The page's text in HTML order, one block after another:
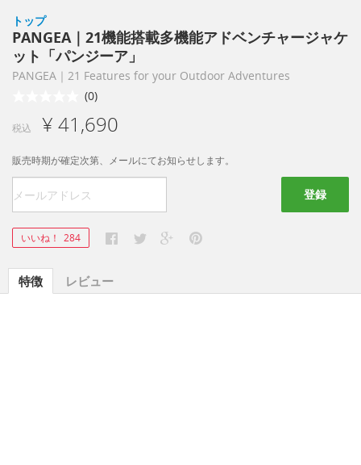
トップ
PANGEA｜21機能搭載多機能アドベンチャージャケ
ット「パンジーア」
PANGEA｜21 Features for your Outdoor Adventures
(0)
税込 ¥ 41,690
販売時期が確定次第、メールにてお知らせします。
登録
いいね！ 284
特徴 レビュー